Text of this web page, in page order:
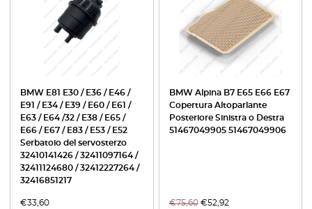
BMW E81 E30 / E36 / E46 /
E91 / E34 / E39 / E60 / E61 /
E63 / E64 /32 / E38 / E65 /
E66 / E67 / E83 / E53 / E52
Serbatoio del servosterzo
32410141426 / 32411097164 /
32411124680 / 32412227264 /
32416851217
€33,60
BMW Alpina B7 E65 E66 E67
Copertura Altoparlante
Posteriore Sinistra o Destra
51467049905 51467049906
€75,60 €52,92